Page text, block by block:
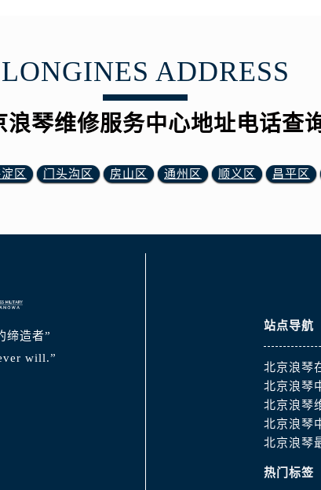
LONGINES ADDRESS
浪琴维修服务中心地址电话查
区 门头沟区 房山区 通州区 顺义区 昌平区
缔造者”
will.”
站点导航
北京浪琴
北京浪琴
北京浪琴
北京浪琴
北京浪琴
热门标签